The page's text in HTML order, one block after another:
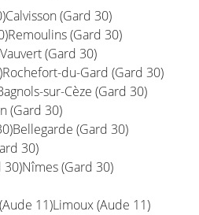
Calvisson (Gard 30)
Remoulins (Gard 30)
Vauvert (Gard 30)
Rochefort-du-Gard (Gard 30)
sur-Cèze (Gard 30)
(Gard 30)
Bellegarde (Gard 30)
30)
30)Nîmes (Gard 30)
11)Limoux (Aude 11)